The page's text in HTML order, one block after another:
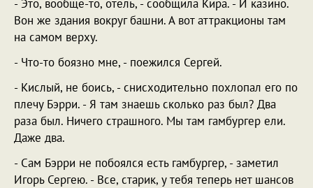
- Это, вообще-то, отель, - сообщила Кира. - И казино.
Вон же здания вокруг башни. А вот аттракционы там
на самом верху.
- Что-то боязно мне, - поежился Сергей.
- Кислый, не боись, - снисходительно похлопал его по
плечу Бэрри. - Я там знаешь сколько раз был? Два
раза был. Ничего страшного. Мы там гамбургер ели.
Даже два.
- Сам Бэрри не побоялся есть гамбургер, - заметил
Игорь Сергею. - Все, старик, у тебя теперь нет шансов